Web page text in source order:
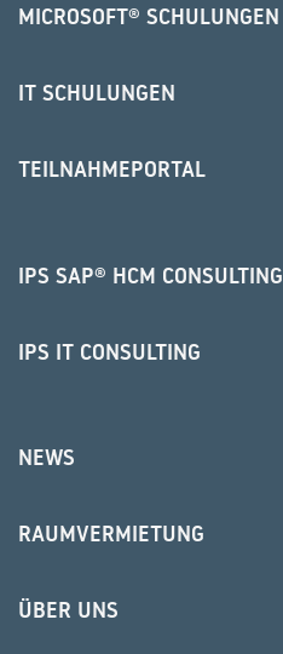
MICROSOFT® SCHULUNGEN
IT SCHULUNGEN
TEILNAHMEPORTAL
IPS SAP® HCM CONSULTING
IPS IT CONSULTING
NEWS
RAUMVERMIETUNG
ÜBER UNS